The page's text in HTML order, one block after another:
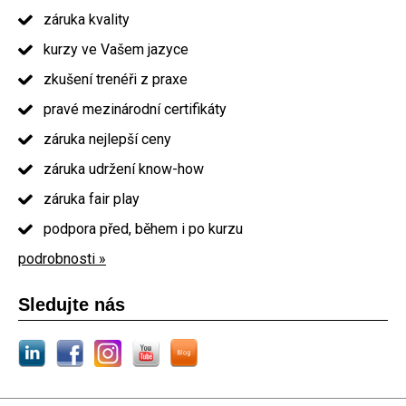
záruka kvality
kurzy ve Vašem jazyce
zkušení trenéři z praxe
pravé mezinárodní certifikáty
záruka nejlepší ceny
záruka udržení know-how
záruka fair play
podpora před, během i po kurzu
podrobnosti »
Sledujte nás